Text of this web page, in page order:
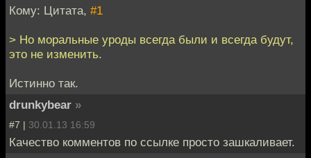
Кому: Цитата, #1
> Но моральные уроды всегда были и всегда будут,
это не изменить.
Истинно так.
drunkybear »
#7 | 30.01.13 16:59
Качество комментов по ссылке просто зашкаливает.